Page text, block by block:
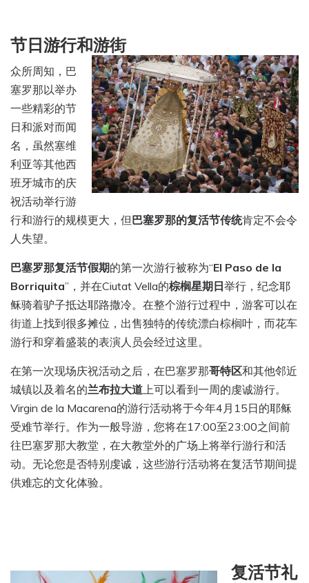
节日游行和游街
众所周知，巴
塞罗那以举办
一些精彩的节
日和派对而闻
名，虽然塞维
利亚等其他西
班牙城市的庆
祝活动举行游
行和游行的规模更大，但巴塞罗那的复活节传统肯定不会令
人失望。
巴塞罗那复活节假期的第一次游行被称为“El Paso de la
Borriquita”，并在Ciutat Vella的棕榈星期日举行，纪念耶
稣骑着驴子抵达耶路撒冷。在整个游行过程中，游客可以在
街道上找到很多摊位，出售独特的传统漂白棕榈叶， 而花车
游行和穿着盛装的表演人员会经过这里。
在第一次现场庆祝活动之后，在巴塞罗那哥特区和其他邻近
城镇以及着名的兰布拉大道 上可以看到一周的虔诚游行。
Virgin de la Macarena的游行活动将于今年4月15日的耶稣
受难节举行。作为一般导游，您将在17:00至23:00之间前
往巴塞罗那大教堂，在大教堂外的广场上将举行游行和活
动。无论您是否特别虔诚，这些游行活动将在复活节期间提
供难忘的文化体验。
复活节礼